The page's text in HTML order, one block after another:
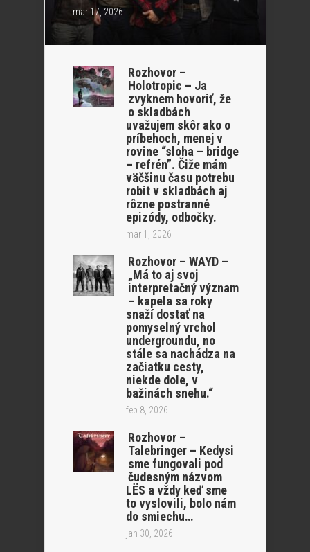
mar 17, 2026
Rozhovor –
Holotropic – Ja
zvyknem hovoriť, že
o skladbách
uvažujem skôr ako o
príbehoch, menej v
rovine “sloha – bridge
– refrén”. Čiže mám
väčšinu času potrebu
robit v skladbách aj
rôzne postranné
epizódy, odbočky.
mar 1, 2026
Rozhovor – WAYD –
„Má to aj svoj
interpretačný význam
– kapela sa roky
snaží dostať na
pomyselný vrchol
undergroundu, no
stále sa nachádza na
začiatku cesty,
niekde dole, v
bažinách snehu.“
feb 8, 2026
Rozhovor –
Talebringer – Kedysi
sme fungovali pod
čudesným názvom
LËS a vždy keď sme
to vyslovili, bolo nám
do smiechu…
jan 30, 2026